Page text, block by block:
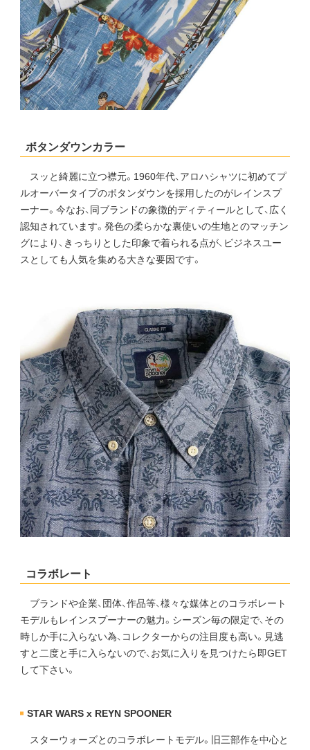
ボタンダウンカラー
スッと綺麗に立つ襟元。1960年代、アロハシャツに初めてプ
ルオーバータイプのボタンダウンを採用したのがレインスプ
ーナー。今なお、同ブランドの象徴的ディティールとして、広く
認知されています。発色の柔らかな裏使いの生地とのマッチン
グにより、きっちりとした印象で着られる点が、ビジネスユー
スとしても人気を集める大きな要因です。
コラボレート
ブランドや企業、団体、作品等、様々な媒体とのコラボレート
モデルもレインスプーナーの魅力。シーズン毎の限定で、その
時しか手に入らない為、コレクターからの注目度も高い。見逃
すと二度と手に入らないので、お気に入りを見つけたら即GET
して下さい。
STAR WARS x REYN SPOONER
スターウォーズとのコラボレートモデル。旧三部作を中心と